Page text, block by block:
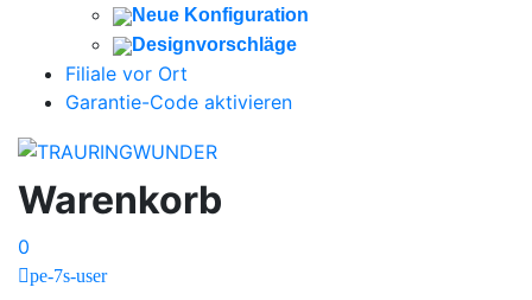
Neue Konfiguration
Designvorschläge
Filiale vor Ort
Garantie-Code aktivieren
Warenkorb
0
pe-7s-user